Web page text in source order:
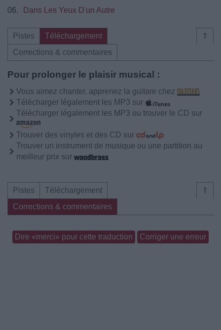
06.
Dans Les Yeux D'un Autre
⇑
Pistes
Téléchargement
Corrections & commentaires
Pour prolonger le plaisir musical :
Vous aimez chanter, apprenez la guitare chez
Télécharger légalement les MP3 sur
Télécharger légalement les MP3 ou trouver le CD sur
Trouver des vinyles et des CD sur
Trouver un instrument de musique ou une partition au
meilleur prix sur
⇑
Pistes
Téléchargement
Corrections & commentaires
Dire «merci» pour cette traduction Corriger une erreur